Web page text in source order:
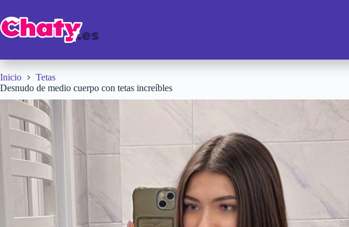
contenido
Inicio
Tetas
Desnudo de medio cuerpo con tetas increíbles